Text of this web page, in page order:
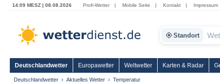
14:09 MESZ | 08.08.2026 Profi-Wetter | Mobile Seite | Kontakt | Impressum
Standort
Deutschlandwetter Europawetter Weltwetter Karten & Radar
Deutschlandwetter Aktuelles Wetter Temperatur